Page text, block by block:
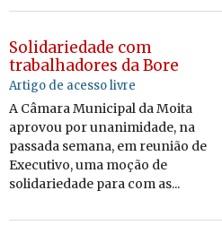
Solidariedade com
trabalhadores da Bore
Artigo de acesso livre
A Câmara Municipal da Moita
aprovou por unanimidade, na
passada semana, em reunião de
Executivo, uma moção de
solidariedade para com as...